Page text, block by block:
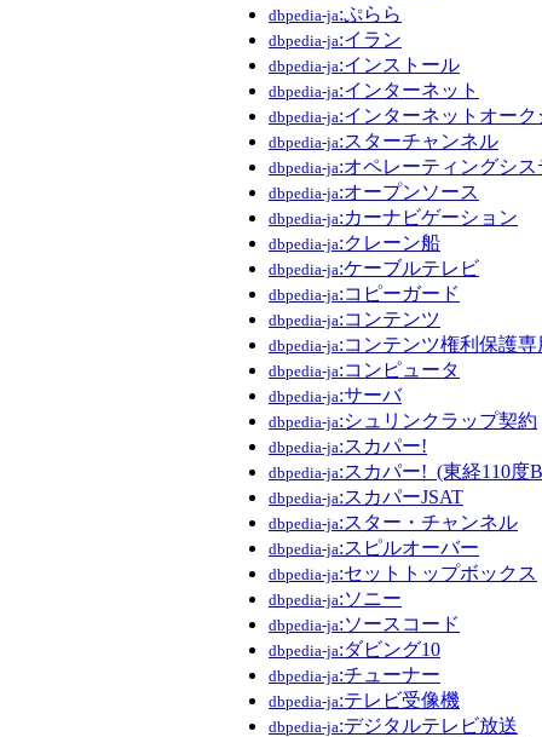
dbpedia-ja:ぷらら
dbpedia-ja:イラン
dbpedia-ja:インストール
dbpedia-ja:インターネット
dbpedia-ja:インターネットオーク
dbpedia-ja:スターチャンネル
dbpedia-ja:オペレーティングシス
dbpedia-ja:オープンソース
dbpedia-ja:カーナビゲーション
dbpedia-ja:クレーン船
dbpedia-ja:ケーブルテレビ
dbpedia-ja:コピーガード
dbpedia-ja:コンテンツ
dbpedia-ja:コンテンツ権利保護専
dbpedia-ja:コンピュータ
dbpedia-ja:サーバ
dbpedia-ja:シュリンクラップ契約
dbpedia-ja:スカパー!
dbpedia-ja:スカパー!_(東経110度
dbpedia-ja:スカパーJSAT
dbpedia-ja:スター・チャンネル
dbpedia-ja:スピルオーバー
dbpedia-ja:セットトップボックス
dbpedia-ja:ソニー
dbpedia-ja:ソースコード
dbpedia-ja:ダビング10
dbpedia-ja:チューナー
dbpedia-ja:テレビ受像機
dbpedia-ja:デジタルテレビ放送